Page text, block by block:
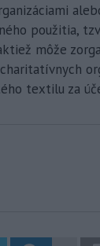
použitia,
môže
textilu za